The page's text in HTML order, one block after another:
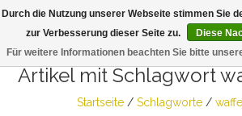
Artikel mit Schlagwort
Startseite/ Schlagworte/
Durch die Nutzung unserer Webseite stimmen Sie
zur Verbesserung dieser Seite zu.
Diese
Für weitere Informationen beachten Sie bitte